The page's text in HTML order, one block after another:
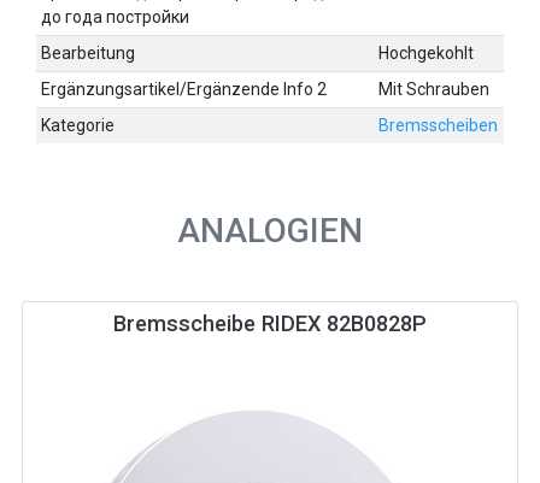
до года постройки
Bearbeitung
Hochgekohlt
Ergänzungsartikel/Ergänzende Info 2
Mit Schrauben
Kategorie
Bremsscheiben
ANALOGIEN
Bremsscheibe RIDEX 82B0828P